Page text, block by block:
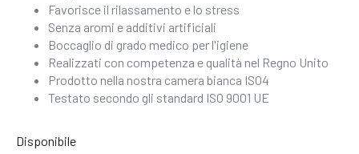
Favorisce il rilassamento e lo stress
Senza aromi e additivi artificiali
Boccaglio di grado medico per l'igiene
Realizzati con competenza e qualità nel Regno Unito
Prodotto nella nostra camera bianca ISO4
Testato secondo gli standard ISO 9001 UE
Disponibile